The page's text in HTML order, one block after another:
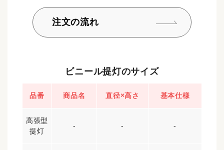
注文の流れ
ビニール提灯のサイズ
品番 商品名 直径×高さ 基本仕様
高張型
提灯
- - -